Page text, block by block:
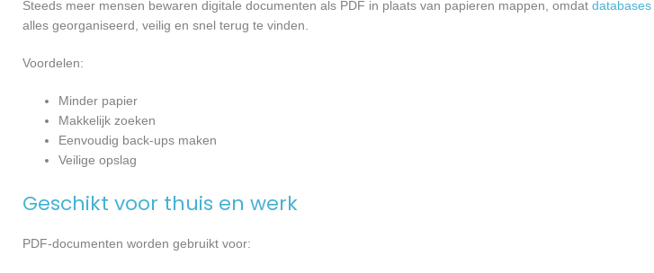
Steeds meer mensen bewaren digitale documenten als PDF in plaats van papieren mappen, omdat databases
alles georganiseerd, veilig en snel terug te vinden.
Voordelen:
Minder papier
Makkelijk zoeken
Eenvoudig back-ups maken
Veilige opslag
Geschikt voor thuis en werk
PDF-documenten worden gebruikt voor: